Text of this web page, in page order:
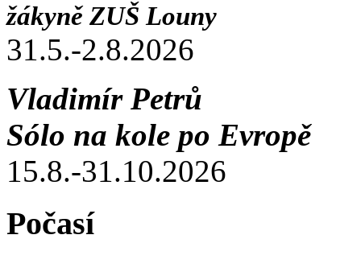
žákyně ZUŠ Louny
31.5.-2.8.2026
Vladimír Petrů
Sólo na kole po Evropě
15.8.-31.10.2026
Počasí